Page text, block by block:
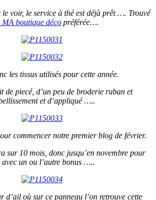
le voir, le service à thé est déjà prêt …. Trouvé
MA boutique déco préférée….
les tissus utilisés pour cette année.
de piecé, d’un peu de broderie ruban et
et d’appliqué …..
commencer notre premier blog de février.
sur 10 mois, donc jusqu’en novembre pour
un ou l’autre bonus …..
d’ail où sur ce panneau l’on retrouve cette